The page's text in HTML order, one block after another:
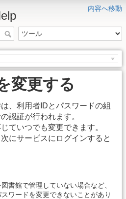
内容へ移動
変更する
、利用者IDとパスワードの組
認証が行われます。
ていつでも変更できます。
にサービスにログインすると
書館で管理していない場合など、
ワードを変更できないことがあり